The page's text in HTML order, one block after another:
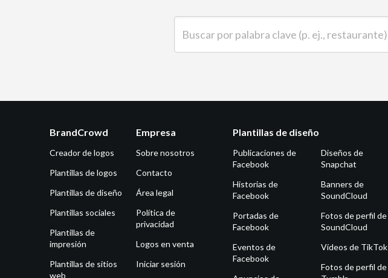
BrandCrowd
Creador de logos
Plantillas de logos
Plantillas de diseño
Plantillas sociales
Plantillas de
impresión
Plantillas de sitios
web
Empresa
Sobre nosotros
Contacto
Área legal
Política de
privacidad
Logos en venta
Iniciar sesión
Plantillas de diseño
Publicaciones de
Facebook
Historias de
Facebook
Portadas de
Facebook
Eventos de
Facebook
Diseños de
Snapchat
Banners de
SoundCloud
Fotos de perfil de
SoundCloud
Vídeos de TikTok
Fotos de perfil de